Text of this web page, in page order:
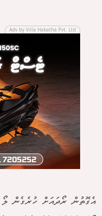
Adv by Villa Hakatha Pvt. Ltd
އެގޮތުން ރޯދައަށް ހުރެގެން